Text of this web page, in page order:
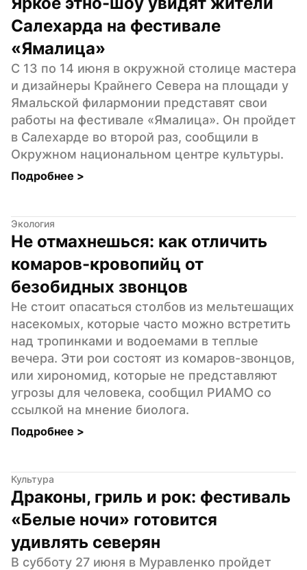
Салехарда на фестивале
«Ямалица»
С 13 по 14 июня в окружной столице мастера
и дизайнеры Крайнего Севера на площади у
Ямальской филармонии представят свои
работы на фестивале «Ямалица». Он пройдет
в Салехарде во второй раз, сообщили в
Окружном национальном центре культуры.
Подробнее >
Экология
Не отмахнешься: как отличить
комаров-кровопийц от
безобидных звонцов
Не стоит опасаться столбов из мельтешащих
насекомых, которые часто можно встретить
над тропинками и водоемами в теплые
вечера. Эти рои состоят из комаров-звонцов,
или хирономид, которые не представляют
угрозы для человека, сообщил РИАМО со
ссылкой на мнение биолога.
Подробнее >
Культура
Драконы, гриль и рок: фестиваль
«Белые ночи» готовится
удивлять северян
В субботу 27 июня в Муравленко пройдет